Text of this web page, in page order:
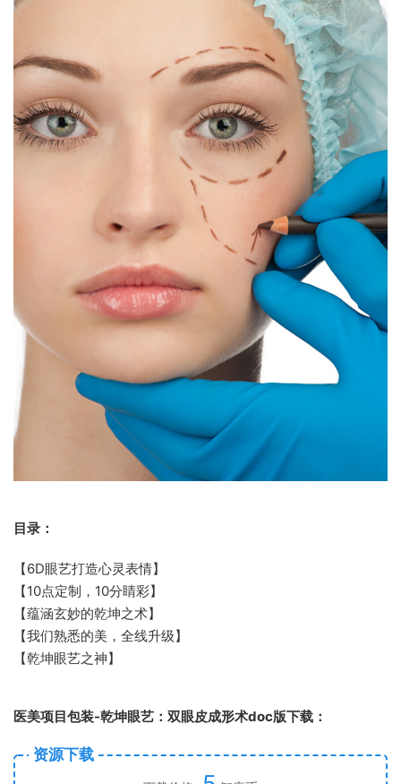
目录：
【6D眼艺打造心灵表情】
【10点定制，10分睛彩】
【蕴涵玄妙的乾坤之术】
【我们熟悉的美，全线升级】
【乾坤眼艺之神】
医美项目包装-乾坤眼艺：双眼皮成形术doc版下载：
资源下载